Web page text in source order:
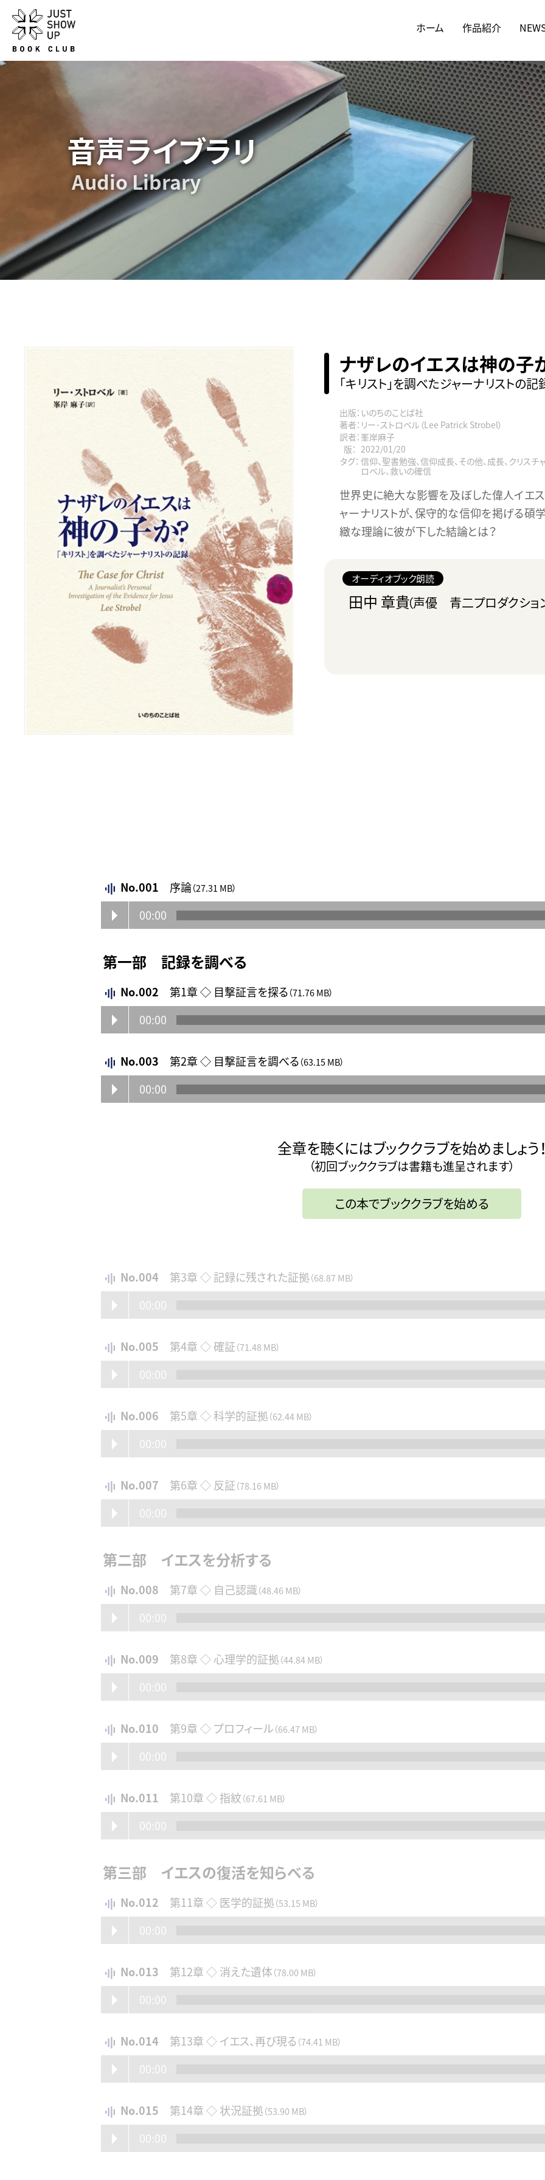
ホーム 作品紹介
音声ライブラリ
Audio Library
ナザレのイエスは神の子
「キリスト」を調べたジャーナリストの記
出版： いのちのことば社
著者： リー･ストロベル（Lee Patrick Strobel）
訳者： 峯岸麻子
版： 2022/01/20
タグ： 信仰、聖書勉強、信仰成長、その他、成長、クリス
ロベル、救いの確信
世界史に絶大な影響を及ぼした偉人イエ
ャーナリストが、保守的な信仰を掲げる
緻な理論に彼が下した結論とは？
オーディオブック朗読
田中 章貴（声優 青二プロダクショ
No.001 序論（27.31 MB）
00:00
第一部 記録を調べる
No.002 第1章 ◇ 目撃証言を探る（71.76 MB）
00:00
No.003 第2章 ◇ 目撃証言を調べる（63.15 MB）
00:00
全章を聴くにはブッククラブを始めましょう
（初回ブッククラブは書籍も進呈されます）
この本でブッククラブを始める
No.004 第3章 ◇ 記録に残された証拠（68.87 MB）
00:00
No.005 第4章 ◇ 確証（71.48 MB）
00:00
No.006 第5章 ◇ 科学的証拠（62.44 MB）
00:00
No.007 第6章 ◇ 反証（78.16 MB）
00:00
第二部 イエスを分析する
No.008 第7章 ◇ 自己認識（48.46 MB）
00:00
No.009 第8章 ◇ 心理学的証拠（44.84 MB）
00:00
No.010 第9章 ◇ プロフィール（66.47 MB）
00:00
No.011 第10章 ◇ 指紋（67.61 MB）
00:00
第三部 イエスの復活を知らべる
No.012 第11章 ◇ 医学的証拠（53.15 MB）
00:00
No.013 第12章 ◇ 消えた遺体（78.00 MB）
00:00
No.014 第13章 ◇ イエス、再び現る （74.41 MB）
00:00
No.015 第14章 ◇ 状況証拠（53.90 MB）
00:00